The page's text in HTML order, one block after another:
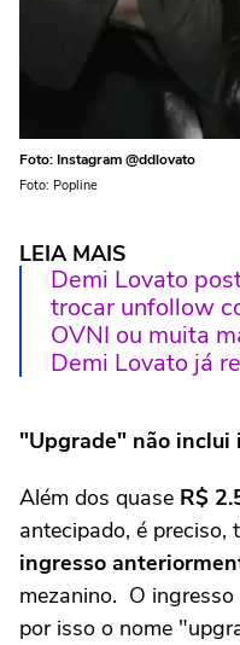
Foto: Instagram @ddlovato
Foto: Popline
LEIA MAIS
Demi Lovato
trocar unfollow
OVNI ou muita
Demi Lovato já
"Upgrade" não inclui
Além dos quase R$
antecipado, é preciso,
ingresso
mezanino. O
por isso o nome